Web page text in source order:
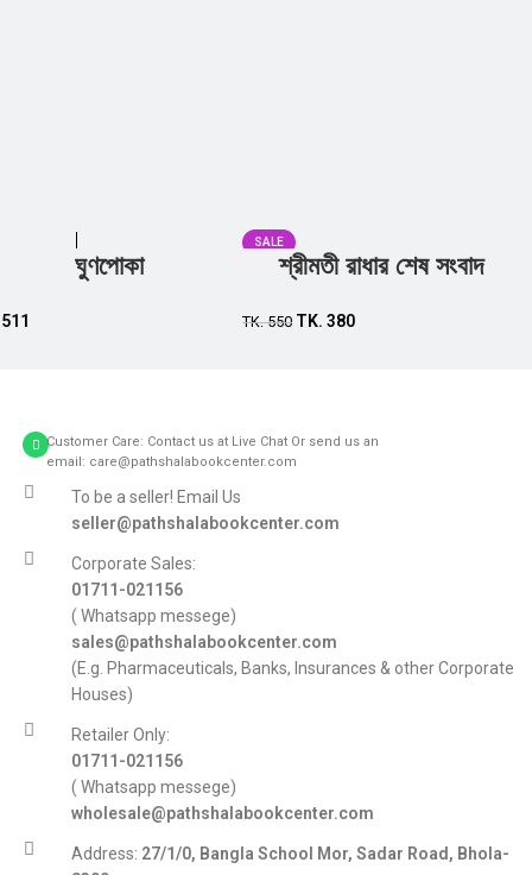
Add to cart
ঘুণপোকা
511
SALE
শ্রীমতী রাধার শেষ সংবাদ
TK.550 TK. 380
Customer Care: Contact us at Live Chat Or send us an
email: care@pathshalabookcenter.com
To be a seller! Email Us
seller@pathshalabookcenter.com
Corporate Sales:
01711-021156
( Whatsapp messege)
sales@pathshalabookcenter.com
(E.g. Pharmaceuticals, Banks, Insurances & other Corporate
Houses)
Retailer Only:
01711-021156
( Whatsapp messege)
wholesale@pathshalabookcenter.com
Address: 27/1/0, Bangla School Mor, Sadar Road, Bhola-